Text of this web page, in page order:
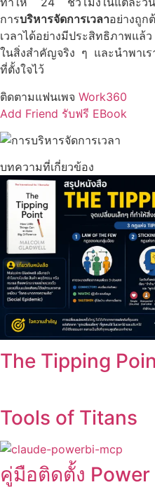
การบริหารจัดการเวลาอย่างถูก
เวลาได้อย่างมีประสิทธิภาพแ
ในสิ่งสำคัญจริง ๆ และนำพาเร
ที่ตั้งใจไว้
ติดตามแฟนเพจ Work360
Add Friend รับฟรี EBook
บทความที่เกี่ยวข้อง
The Tipping
Tools of Titans
คู่มือติดตั้ง Power